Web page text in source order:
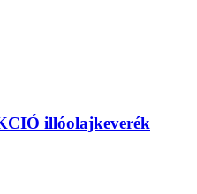
illóolajkeverék